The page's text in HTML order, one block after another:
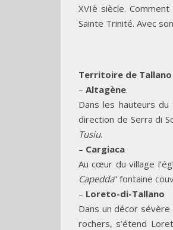
XVIè siècle.
Sainte Trinité. Avec
Territoire de Tallano
– Altagène.
Dans les hauteurs
direction de Serra di
Tusiu.
– Cargiaca
Au cœur du village
Capedda” fontaine
– Loreto-di-Tallano
Dans un décor
rochers, s’étend